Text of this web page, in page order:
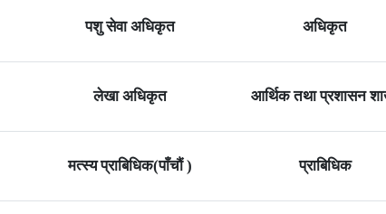
पशु सेवा अधिकृत अधिकृत
लेखा अधिकृत आर्थिक तथा प्रशासन
मत्स्य प्राबिधिक(पाँचौं ) प्राबिधिक